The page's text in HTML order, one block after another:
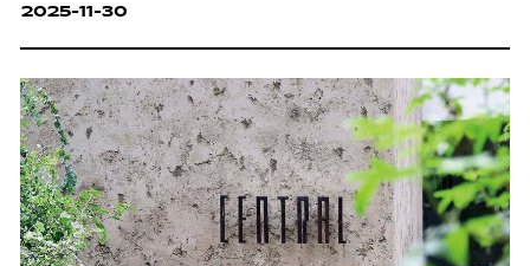
2025-11-30